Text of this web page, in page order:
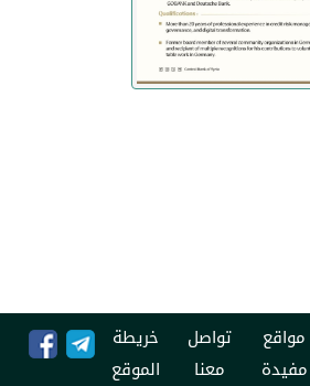
تواصل
معنا
خريطة
الموقع